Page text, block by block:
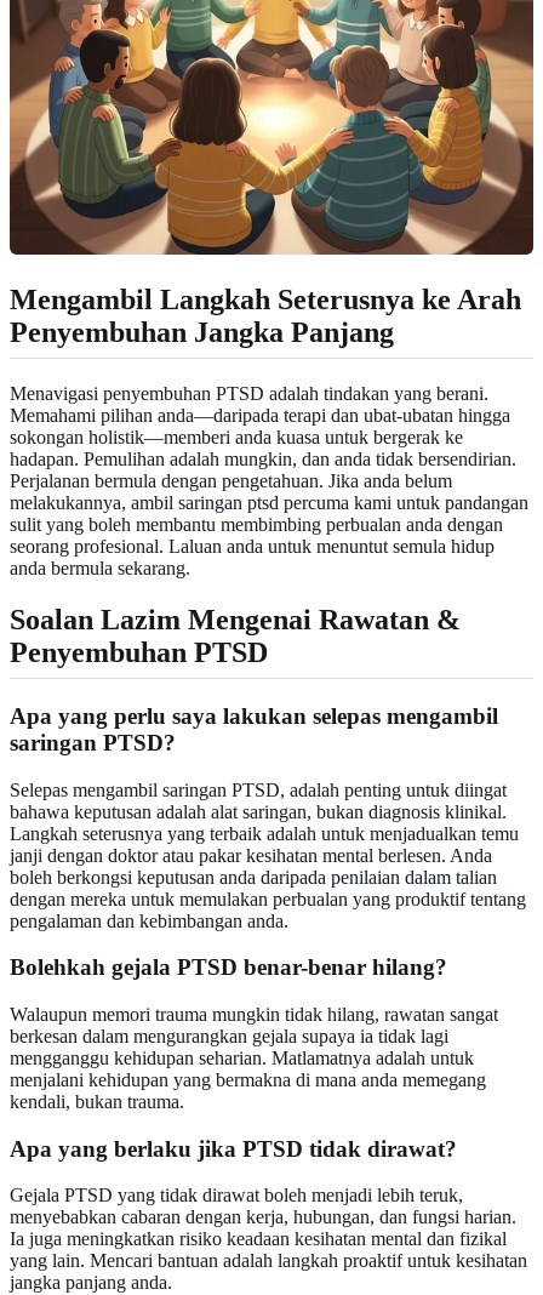
Mengambil Langkah Seterusnya ke Arah
Penyembuhan Jangka Panjang
Menavigasi penyembuhan PTSD adalah tindakan yang berani.
Memahami pilihan anda—daripada terapi dan ubat-ubatan hingga
sokongan holistik—memberi anda kuasa untuk bergerak ke
hadapan. Pemulihan adalah mungkin, dan anda tidak bersendirian.
Perjalanan bermula dengan pengetahuan. Jika anda belum
melakukannya, ambil saringan ptsd percuma kami untuk pandangan
sulit yang boleh membantu membimbing perbualan anda dengan
seorang profesional. Laluan anda untuk menuntut semula hidup
anda bermula sekarang.
Soalan Lazim Mengenai Rawatan &
Penyembuhan PTSD
Apa yang perlu saya lakukan selepas mengambil
saringan PTSD?
Selepas mengambil saringan PTSD, adalah penting untuk diingat
bahawa keputusan adalah alat saringan, bukan diagnosis klinikal.
Langkah seterusnya yang terbaik adalah untuk menjadualkan temu
janji dengan doktor atau pakar kesihatan mental berlesen. Anda
boleh berkongsi keputusan anda daripada penilaian dalam talian
dengan mereka untuk memulakan perbualan yang produktif tentang
pengalaman dan kebimbangan anda.
Bolehkah gejala PTSD benar-benar hilang?
Walaupun memori trauma mungkin tidak hilang, rawatan sangat
berkesan dalam mengurangkan gejala supaya ia tidak lagi
mengganggu kehidupan seharian. Matlamatnya adalah untuk
menjalani kehidupan yang bermakna di mana anda memegang
kendali, bukan trauma.
Apa yang berlaku jika PTSD tidak dirawat?
Gejala PTSD yang tidak dirawat boleh menjadi lebih teruk,
menyebabkan cabaran dengan kerja, hubungan, dan fungsi harian.
Ia juga meningkatkan risiko keadaan kesihatan mental dan fizikal
yang lain. Mencari bantuan adalah langkah proaktif untuk kesihatan
jangka panjang anda.